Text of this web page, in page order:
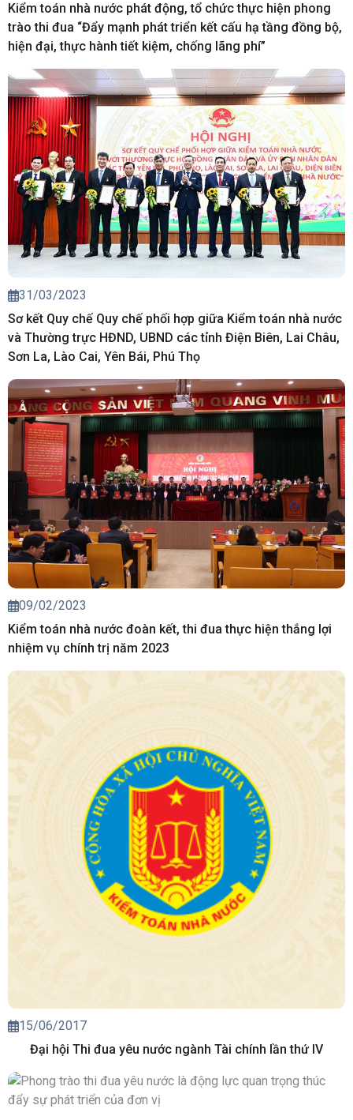
Kiểm toán nhà nước phát động, tổ chức thực hiện phong
trào thi đua “Đẩy mạnh phát triển kết cấu hạ tầng đồng bộ,
hiện đại, thực hành tiết kiệm, chống lãng phí”
31/03/2023
Sơ kết Quy chế Quy chế phối hợp giữa Kiểm toán nhà nước
và Thường trực HĐND, UBND các tỉnh Điện Biên, Lai Châu,
Sơn La, Lào Cai, Yên Bái, Phú Thọ
09/02/2023
Kiểm toán nhà nước đoàn kết, thi đua thực hiện thắng lợi
nhiệm vụ chính trị năm 2023
15/06/2017
Đại hội Thi đua yêu nước ngành Tài chính lần thứ IV